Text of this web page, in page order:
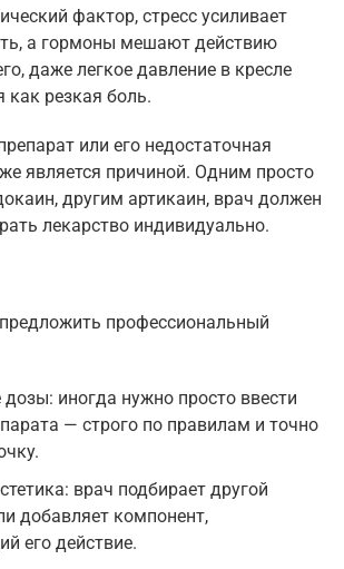
фактор, стресс усиливает
а гормоны мешают действию
даже легкое давление в кресле
как резкая боль.
или его недостаточная
является причиной. Одним просто
другим артикаин, врач должен
лекарство индивидуально.
профессиональный
иногда нужно просто ввести
— строго по правилам и точно
врач подбирает другой
добавляет компонент,
его действие.